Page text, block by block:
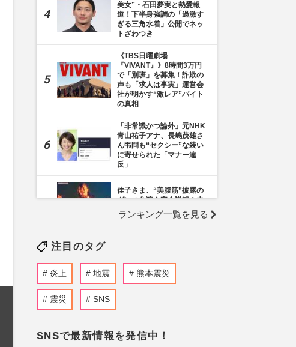
美女”・石田夢実と熱愛報
道！下半身強調の「過激す
ぎる三角水着」公開でネッ
トざわつき
《TBS日曜劇場
『VIVANT』》8時間3万円
で「別班」を募集！詐欺の
声も「求人は事実」運営会
社が明かす“激レア”バイト
の真相
「非常識かつ論外」元NHK
青山祐子アナ、長嶋茂雄さ
ん弔問も“セクシー”な装い
に寄せられた「マナー違
反」
佳子さま、“美腹筋”披露の
ダンス公演を完全詳報！未
公開ショットも
の行方を自治体に直撃
NHK職員への性加害で“出
ランキング一覧を見る
注目のタグ
炎上 地震 熊本震災
震災 SNS
SNSで最新情報を発信中！